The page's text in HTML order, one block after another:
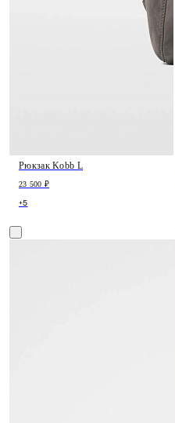
Рюкзак Kobb L
23 500 ₽
+5